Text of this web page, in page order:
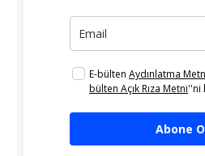
E-bülten Aydınlatma
bülten Açık Rıza Metni''ni
Abone